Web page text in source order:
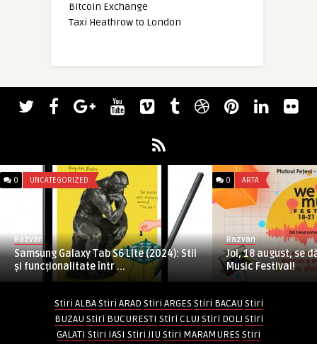
Bitcoin Exchange
Taxi Heathrow to London
0 UNCATEGORIZED
Razvan
Samsung Galaxy Tab S6 Lite (2024): Stil
și funcționalitate într ...
0 ARTA
Razvan
Joi, 18 august, se
Music Festival!
Stiri ALBA Stiri ARAD Stiri ARGES Stiri BACAU Stiri
BUZAU Stiri BUCURESTI Stiri CLUJ Stiri DOLJ Stiri
GALATI Stiri IASI Stiri JIU Stiri MARAMURES Stiri